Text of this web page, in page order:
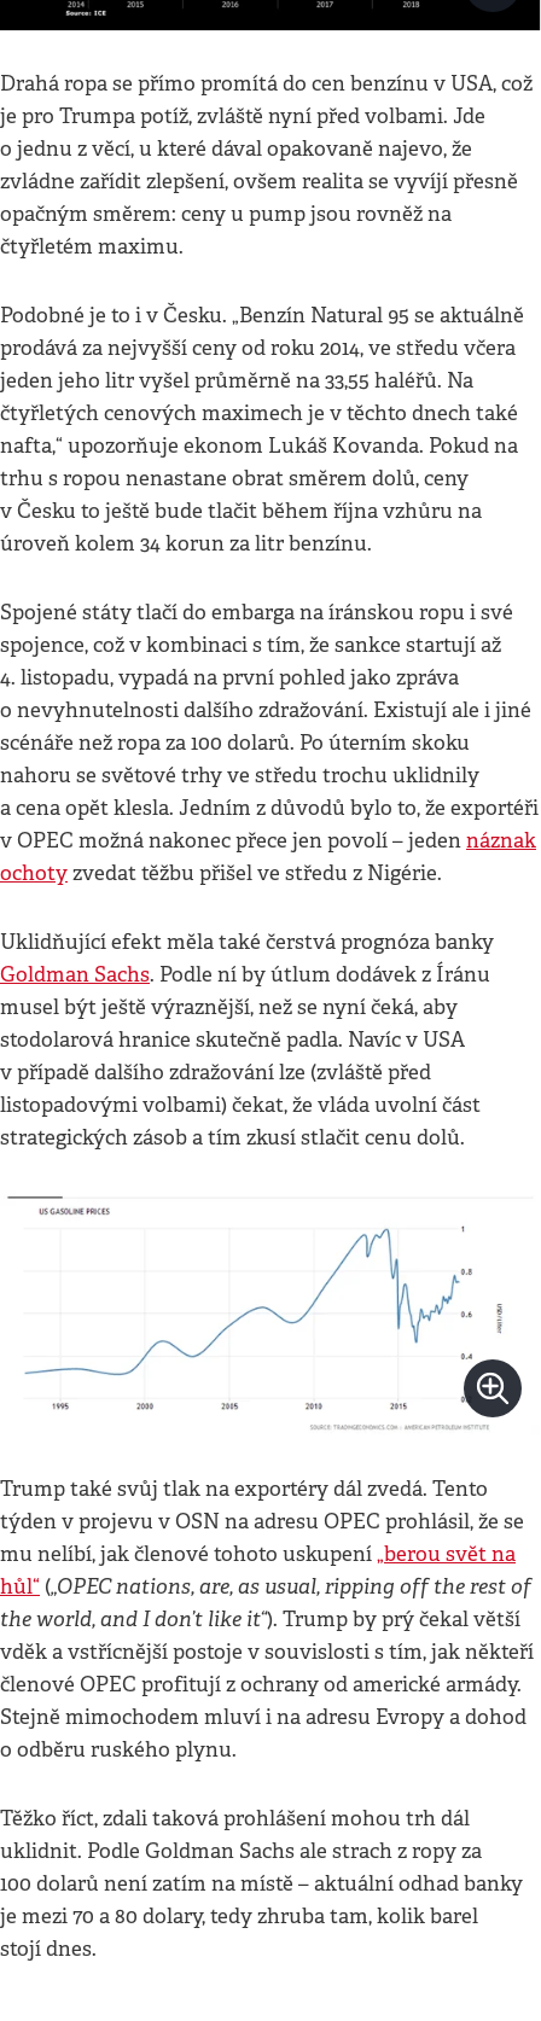
Drahá ropa se přímo promítá do cen benzínu v USA, což
je pro Trumpa potíž, zvláště nyní před volbami. Jde
o jednu z věcí, u které dával opakovaně najevo, že
zvládne zařídit zlepšení, ovšem realita se vyvíjí přesně
opačným směrem: ceny u pump jsou rovněž na
čtyřletém maximu.
Podobné je to i v Česku. „Benzín Natural 95 se aktuálně
prodává za nejvyšší ceny od roku 2014, ve středu včera
jeden jeho litr vyšel průměrně na 33,55 haléřů. Na
čtyřletých cenových maximech je v těchto dnech také
nafta,“ upozorňuje ekonom Lukáš Kovanda. Pokud na
trhu s ropou nenastane obrat směrem dolů, ceny
v Česku to ještě bude tlačit během října vzhůru na
úroveň kolem 34 korun za litr benzínu.
Spojené státy tlačí do embarga na íránskou ropu i své
spojence, což v kombinaci s tím, že sankce startují až
4. listopadu, vypadá na první pohled jako zpráva
o nevyhnutelnosti dalšího zdražování. Existují ale i jiné
scénáře než ropa za 100 dolarů. Po úterním skoku
nahoru se světové trhy ve středu trochu uklidnily
a cena opět klesla. Jedním z důvodů bylo to, že exportéři
v OPEC možná nakonec přece jen povolí – jedennáznak
ochotyzvedat těžbu přišel ve středu z Nigérie.
Uklidňující efekt měla také čerstvá prognóza banky
Goldman Sachs. Podle ní by útlum dodávek z Íránu
musel být ještě výraznější, než se nyní čeká, aby
stodolarová hranice skutečně padla. Navíc v USA
v případě dalšího zdražování lze (zvláště před
listopadovými volbami) čekat, že vláda uvolní část
strategických zásob a tím zkusí stlačit cenu dolů.
Trump také svůj tlak na exportéry dál zvedá. Tento
týden v projevu v OSN na adresu OPEC prohlásil, že se
mu nelíbí, jak členové tohoto uskupení„berou svět na
hůl“ („OPEC nations, are, as usual, ripping off the rest of
the world, and I don’t like it“). Trump by prý čekal větší
vděk a vstřícnější postoje v souvislosti s tím, jak někteří
členové OPEC profitují z ochrany od americké armády.
Stejně mimochodem mluví i na adresu Evropy a dohod
o odběru ruského plynu.
Těžko říct, zdali taková prohlášení mohou trh dál
uklidnit. Podle Goldman Sachs ale strach z ropy za
100 dolarů není zatím na místě – aktuální odhad banky
je mezi 70 a 80 dolary, tedy zhruba tam, kolik barel
stojí dnes.